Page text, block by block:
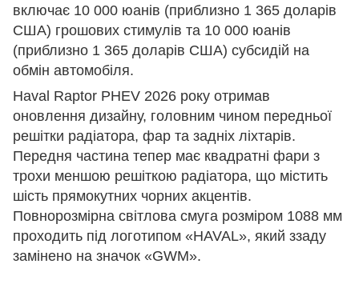
включає 10 000 юанів (приблизно 1 365 доларів
США) грошових стимулів та 10 000 юанів
(приблизно 1 365 доларів США) субсидій на
обмін автомобіля.
Haval Raptor PHEV 2026 року отримав
оновлення дизайну, головним чином передньої
решітки радіатора, фар та задніх ліхтарів.
Передня частина тепер має квадратні фари з
трохи меншою решіткою радіатора, що містить
шість прямокутних чорних акцентів.
Повнорозмірна світлова смуга розміром 1088 мм
проходить під логотипом «HAVAL», який ззаду
замінено на значок «GWM».